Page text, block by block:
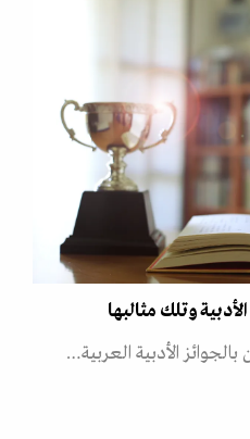
وتلك مثالبها
الأدبية العربية…